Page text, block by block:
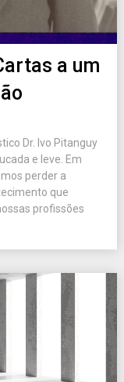
a um
Dr. Ivo Pitanguy
e leve. Em
perder a
que
profissões